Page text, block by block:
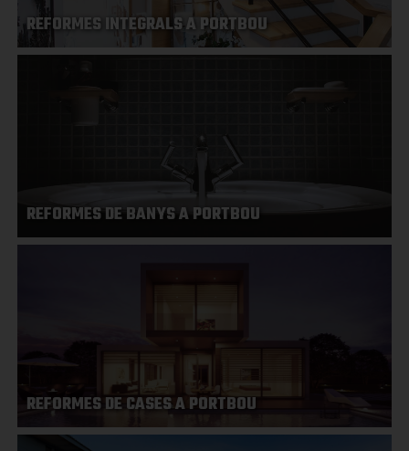
REFORMES INTEGRALS A PORTBOU
REFORMES DE BANYS A PORTBOU
REFORMES DE CASES A PORTBOU